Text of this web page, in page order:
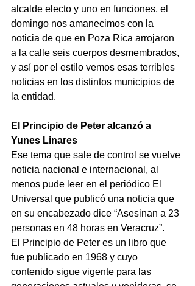
alcalde electo y uno en funciones, el
domingo nos amanecimos con la
noticia de que en Poza Rica arrojaron
a la calle seis cuerpos desmembrados,
y así por el estilo vemos esas terribles
noticias en los distintos municipios de
la entidad.
El Principio de Peter alcanzó a
Yunes Linares
Ese tema que sale de control se vuelve
noticia nacional e internacional, al
menos pude leer en el periódico El
Universal que publicó una noticia que
en su encabezado dice “Asesinan a 23
personas en 48 horas en Veracruz”.
El Principio de Peter es un libro que
fue publicado en 1968 y cuyo
contenido sigue vigente para las